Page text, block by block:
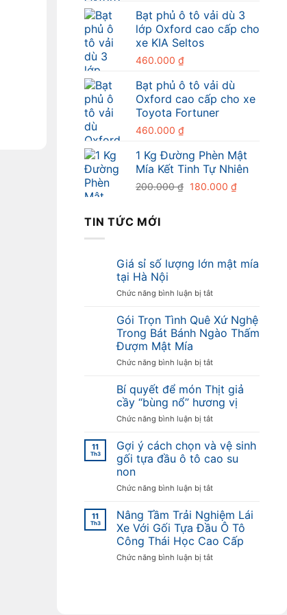
Bạt phủ ô tô vải dù 3
lớp Oxford cao cấp cho
xe KIA Seltos
460.000 ₫
Bạt phủ ô tô vải dù
Oxford cao cấp cho xe
Toyota Fortuner
460.000 ₫
1 Kg Đường Phèn Mật
Mía Kết Tinh Tự Nhiên
200.000₫ Giá
180.000₫Giá
TIN TỨC MỚI
Giá sỉ số lượng lớn mật mía
tại Hà Nội
Chức năng bình luận bị tắtở
sỉ
số
lượng
mật
tại
Hà
Nội
Gói Trọn Tình Quê Xứ Nghệ
Trong Bát Bánh Ngào Thấm
Đượm Mật Mía
Chức năng bình luận bị tắtở
Trọn
Tình
Quê
Xứ
Trong
Bát
Thấm
Mật
Mía
Bí quyết để món Thịt giả
cầy “bùng nổ” hương vị
Chức năng bình luận bị tắtở
quyết
để
món
giả
“bùng
nổ”
hương
vị
11
Th3
Gợi ý cách chọn và vệ sinh
gối tựa đầu ô tô cao su
non
Chức năng bình luận bị tắtở
ý
cách
chọn
và
vệ
11
Th3
Nâng Tầm Trải Nghiệm Lái
Xe Với Gối Tựa Đầu Ô Tô
Công Thái Học Cao Cấp
Chức năng bình luận bị tắtở